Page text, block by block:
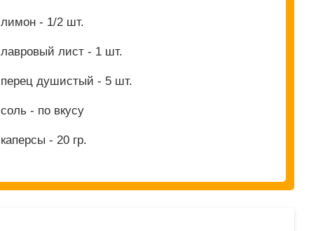
лимон - 1/2 шт.
лавровый лист - 1 шт.
перец душистый - 5 шт.
соль - по вкусу
каперсы - 20 гр.